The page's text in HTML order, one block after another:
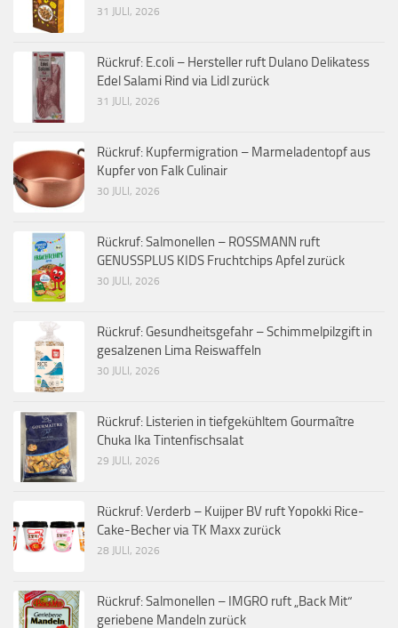
31 JULI, 2026
Rückruf: E.coli – Hersteller ruft Dulano Delikatess
Edel Salami Rind via Lidl zurück
31 JULI, 2026
Rückruf: Kupfermigration – Marmeladentopf aus
Kupfer von Falk Culinair
30 JULI, 2026
Rückruf: Salmonellen – ROSSMANN ruft
GENUSSPLUS KIDS Fruchtchips Apfel zurück
30 JULI, 2026
Rückruf: Gesundheitsgefahr – Schimmelpilzgift in
gesalzenen Lima Reiswaffeln
30 JULI, 2026
Rückruf: Listerien in tiefgekühltem Gourmaître
Chuka Ika Tintenfischsalat
29 JULI, 2026
Rückruf: Verderb – Kuijper BV ruft Yopokki Rice-
Cake-Becher via TK Maxx zurück
28 JULI, 2026
Rückruf: Salmonellen – IMGRO ruft „Back Mit“
geriebene Mandeln zurück